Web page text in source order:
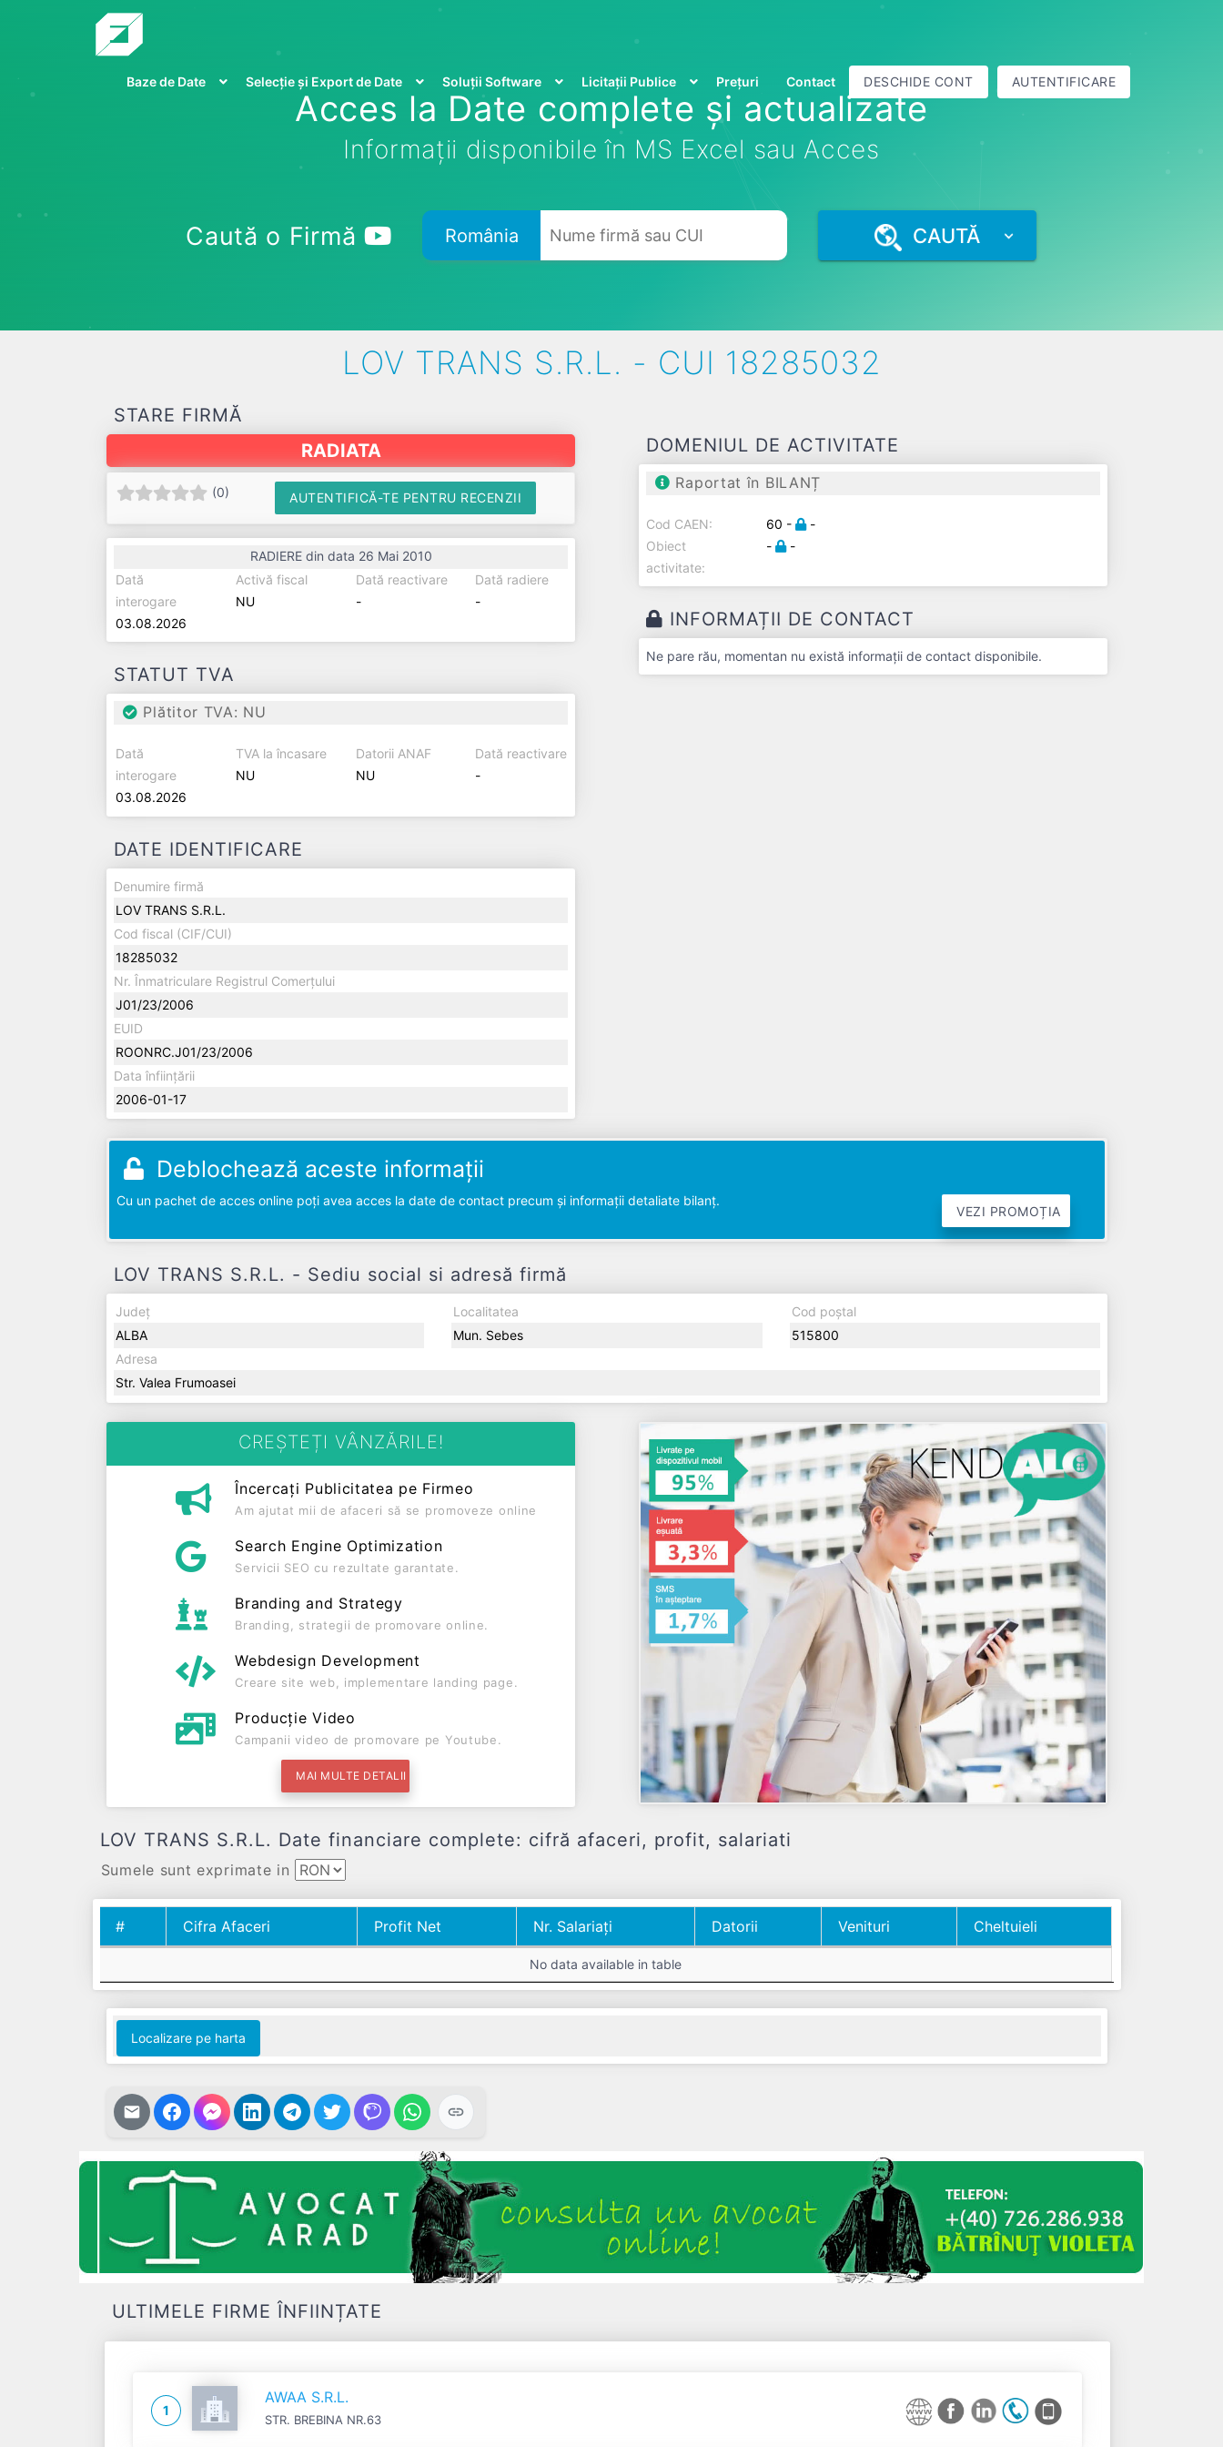
Baze de Date Selecție și Export de Date Soluții Software Licitații Publice Prețuri Contact DESCHIDE CONT AUTENTIFICARE
Acces la Date complete și actualizate
Informații disponibile în MS Excel sau Acces
Caută o Firmă România CAUTĂ
LOV TRANS S.R.L. - CUI 18285032
STARE FIRMĂ
RADIATA
(0) AUTENTIFICĂ-TE PENTRU RECENZII
RADIERE din data 26 Mai 2010
Dată
interogare
03.08.2026
Activă fiscal
NU
Dată reactivare
-
Dată radiere
-
STATUT TVA
Plătitor TVA: NU
Dată
interogare
03.08.2026
TVA la încasare
NU
Datorii ANAF
NU
Dată reactivare
-
DATE IDENTIFICARE
Denumire firmă
LOV TRANS S.R.L.
Cod fiscal (CIF/CUI)
18285032
Nr. Înmatriculare Registrul Comerțului
J01/23/2006
EUID
ROONRC.J01/23/2006
Data înființării
2006-01-17
DOMENIUL DE ACTIVITATE
Raportat în BILANȚ
Cod CAEN: 60 -
-
Obiect
activitate:
- -
INFORMAȚII DE CONTACT
Ne pare rău, momentan nu există informații de contact disponibile.
Deblochează aceste informații
Cu un pachet de acces online poți avea acces la date de contact precum și informații detaliate bilanț.
VEZI PROMOȚIA
LOV TRANS S.R.L. - Sediu social si adresă firmă
Județ
ALBA
Localitatea
Mun. Sebes
Cod poștal
515800
Adresa
Str. Valea Frumoasei
CREȘTEȚI VÂNZĂRILE!
Încercați Publicitatea pe Firmeo
Am ajutat mii de afaceri să se promoveze online
Search Engine Optimization
Servicii SEO cu rezultate garantate.
Branding and Strategy
Branding, strategii de promovare online.
Webdesign Development
Creare site web, implementare landing page.
Producție Video
Campanii video de promovare pe Youtube.
MAI MULTE DETALII
LOV TRANS S.R.L. Date financiare complete: cifră afaceri, profit, salariati
Sumele sunt exprimate in
# Cifra Afaceri Profit Net Nr. Salariați Datorii Venituri
Cheltuieli
Nr. Salariați
No data available in table
Localizare pe harta
ULTIMELE FIRME ÎNFIINȚATE
1
AWAA S.R.L.
STR. BREBINA NR.63